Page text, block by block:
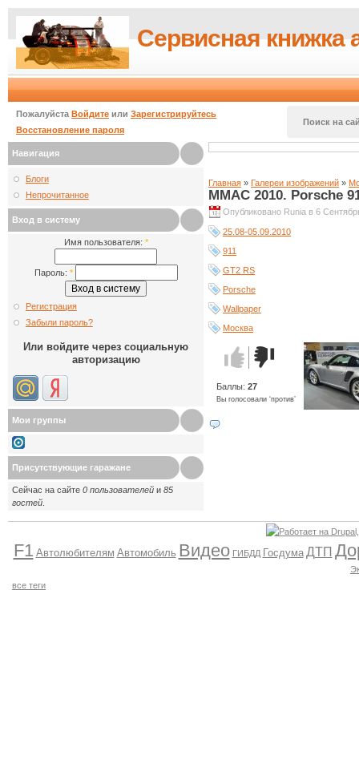
Сервисная книжка
Пожалуйста Войдите или Зарегистрируйтесь
Восстановление пароля
Поиск на
Навигация
Блоги
Непрочитанное
Вход в систему
Имя пользователя: *
Пароль: *
Регистрация
Забыли пароль?
Или войдите через социальную
авторизацию
Мои группы
Присутствующие гаражане
Сейчас на сайте 0 пользователей и 85
гостей
Главная » Галереи изображений »
ММАС 2010. Porsche
Опубликовано Runia в 6
25.08-05.09.2010
911
GT2 RS
Porsche
Wallpaper
Москва
Голос за!Голос
против!
Баллы: 27
Вы голосовали ‘против’
F1 Автолюбителям Автомобиль Видео ГИБДД Госдума ДТП
все теги